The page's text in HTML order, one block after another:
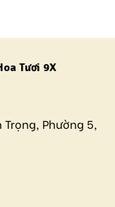
Tươi 9X
Trọng, Phường 5,